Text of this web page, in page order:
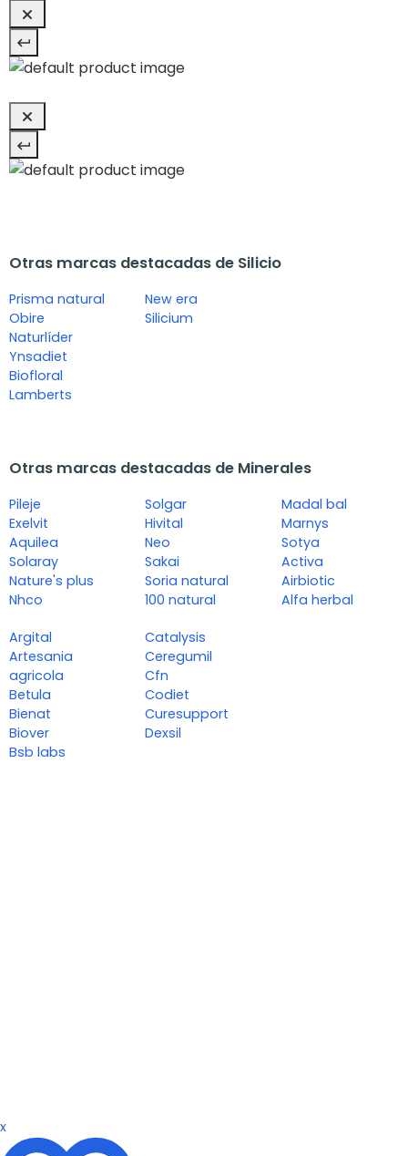
Otras marcas destacadas de Silicio
Prisma natural
Obire
Naturlíder
Ynsadiet
Biofloral
Lamberts
New era
Silicium
Otras marcas destacadas de Minerales
Pileje
Exelvit
Aquilea
Solaray
Nature's plus
Nhco
Solgar
Hivital
Neo
Sakai
Soria natural
100 natural
Madal bal
Marnys
Sotya
Activa
Airbiotic
Alfa herbal
Argital
Artesania
agricola
Betula
Bienat
Biover
Bsb labs
Catalysis
Ceregumil
Cfn
Codiet
Curesupport
Dexsil
x